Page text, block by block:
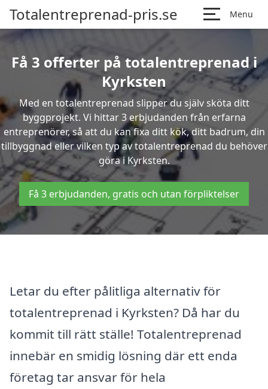
Totalentreprenad-pris.se Menu
Få 3 offerter på totalentreprenad i
Kyrksten
Med en totalentreprenad slipper du själv sköta ditt
byggprojekt. Vi hittar 3 erbjudanden från erfarna
entreprenörer, så att du kan fixa ditt kök, ditt badrum, din
tillbyggnad eller vilken typ av totalentreprenad du behöver
göra i Kyrksten.
Få 3 erbjudanden, gratis och utan förpliktelser
Letar du efter pålitliga alternativ för
totalentreprenad i Kyrksten? Då har du
kommit till rätt ställe! Totalentreprenad
innebär en smidig lösning där ett enda
företag tar ansvar för hela